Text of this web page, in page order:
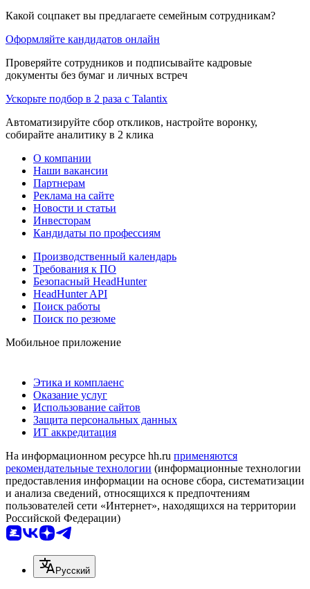
Какой соцпакет вы предлагаете семейным сотрудникам?
Оформляйте кандидатов онлайн
Проверяйте сотрудников и подписывайте кадровые
документы без бумаг и личных встреч
Ускорьте подбор в 2 раза с Talantix
Автоматизируйте сбор откликов, настройте воронку,
собирайте аналитику в 2 клика
О компании
Наши вакансии
Партнерам
Реклама на сайте
Новости и статьи
Инвесторам
Кандидаты по профессиям
Производственный календарь
Требования к ПО
Безопасный HeadHunter
HeadHunter API
Поиск работы
Поиск по резюме
Мобильное приложение
Этика и комплаенс
Оказание услуг
Использование сайтов
Защита персональных данных
ИТ аккредитация
На информационном ресурсе hh.ru применяются
рекомендательные технологии (информационные технологии
предоставления информации на основе сбора, систематизации
и анализа сведений, относящихся к предпочтениям
пользователей сети «Интернет», находящихся на территории
Российской Федерации)
Русский